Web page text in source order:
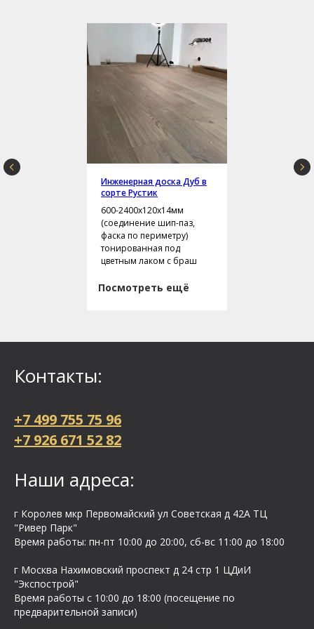
Инженерная доска Дуб в
сорте Рустик
600-2400х120х14мм
(соединение шип-паз,
фаска по периметру)
тонированная под
цветным лаком с браш
Посмотреть ещё
Контакты:
+7 499 755 75 96
+7 926 671 52 82
Наши адреса:
г Королев мкр Первомайский ул Cоветская д 42А ТЦ
"Ривер Парк"
Время работы: пн-пт 10:00 до 20:00, сб-вс 11:00 до 18:00
г Москва Нахимовский проспект д 24 стр 1 ЦДиИ
"Экспострой"
Время работы с 10:00 до 18:00 (посещение по
предварительной записи)